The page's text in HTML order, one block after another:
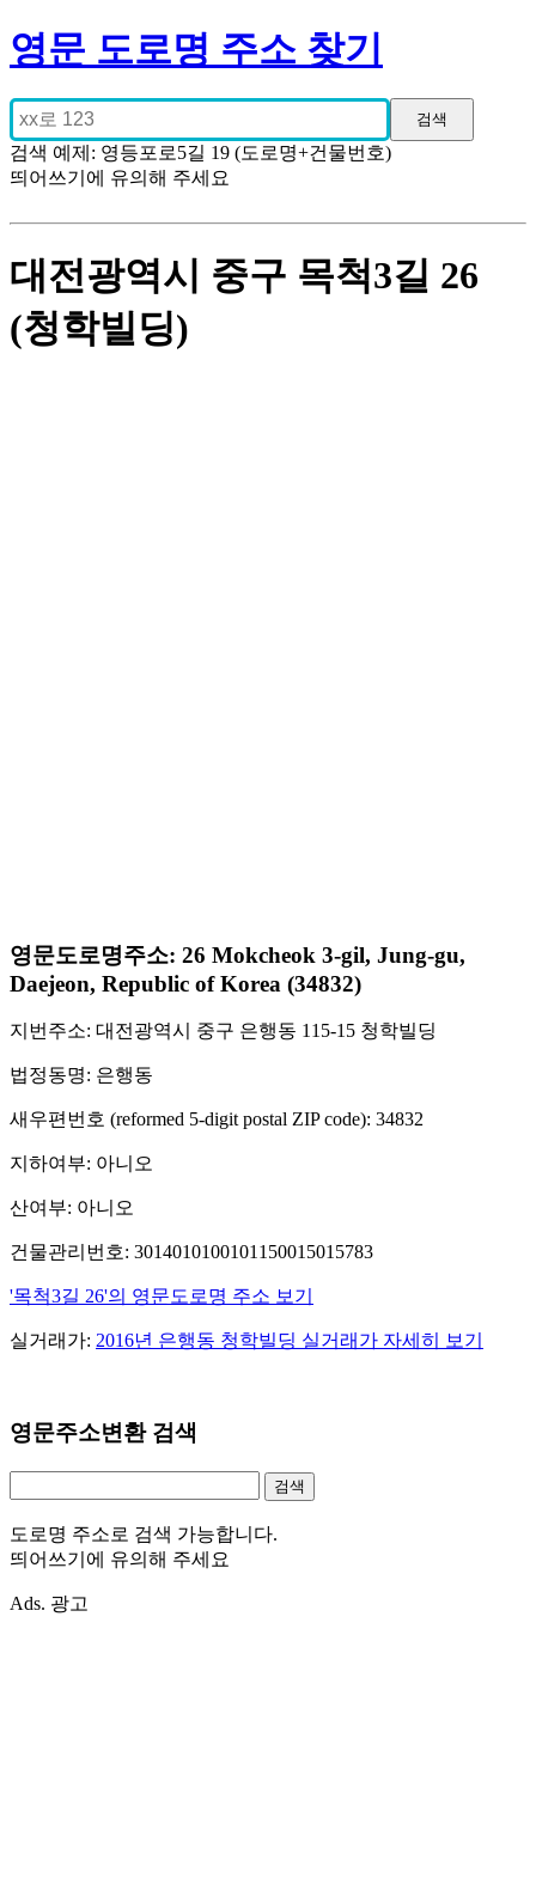
영문 도로명 주소 찾기
검색 예제: 영등포로5길 19 (도로명+건물번호)
띄어쓰기에 유의해 주세요
대전광역시 중구 목척3길 26
(청학빌딩)
영문도로명주소: 26 Mokcheok 3-gil, Jung-gu,
Daejeon, Republic of Korea (34832)
지번주소: 대전광역시 중구 은행동 115-15 청학빌딩
법정동명: 은행동
새우편번호 (reformed 5-digit postal ZIP code): 34832
지하여부: 아니오
산여부: 아니오
건물관리번호: 3014010100101150015015783
'목척3길 26'의 영문도로명 주소 보기
실거래가: 2016년 은행동 청학빌딩 실거래가 자세히 보기
영문주소변환 검색
도로명 주소로 검색 가능합니다.
띄어쓰기에 유의해 주세요
Ads. 광고